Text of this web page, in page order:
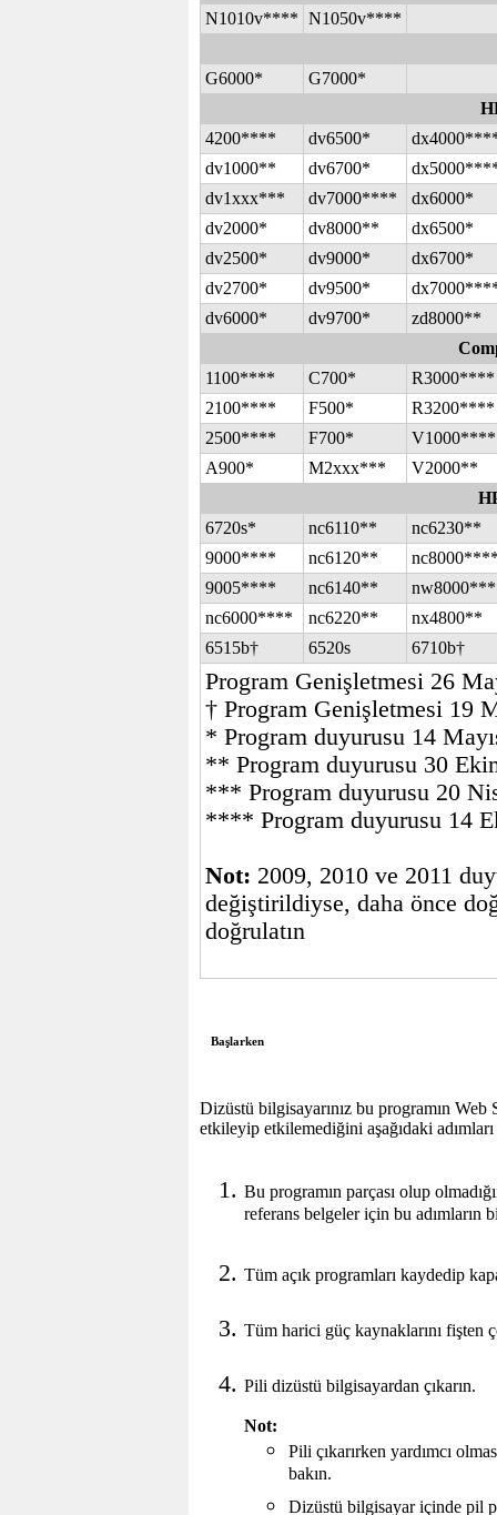
N1010v**** N1050v****
G6000*
G7000*
4200****
dv6500*
dv1000**
dv6700*
dv1xxx***
dv7000****
dx6000*
dv2000*
dv8000**
dx6500*
dv2500*
dv9000*
dx6700*
dv2700*
dv9500*
dv6000*
dv9700*
zd8000**
1100****
C700*
R3000****
2100****
F500*
R3200****
2500****
F700*
V1000****
A900*
M2xxx***
V2000**
6720s*
nc6110**
nc6230**
9000****
nc6120**
9005****
nc6140**
nc6000****
nc6220**
nx4800**
6515b†
6520s 6710b†
Program Genişletmesi 26
† Program Genişletmesi 19
* Program duyurusu 14
** Program duyurusu 30
*** Program duyurusu 20
**** Program duyurusu 14
Not: 2009, 2010 ve 2011
değiştirildiyse, daha önce
doğrulatın
Başlarken
Dizüstü bilgisayarınız bu programın
etkileyip etkilemediğini aşağıdaki
Bu programın parçası olup
referans belgeler için bu adımların
Tüm açık programları kaydedip
Tüm harici güç kaynaklarını fişten
Pili dizüstü bilgisayardan çıkarın.
Not:
Pili çıkarırken yardımcı
bakın.
Dizüstü bilgisayar içinde pil